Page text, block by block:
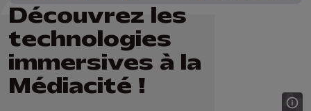
Découvrez les
technologies
immersives à la
Médiacité !